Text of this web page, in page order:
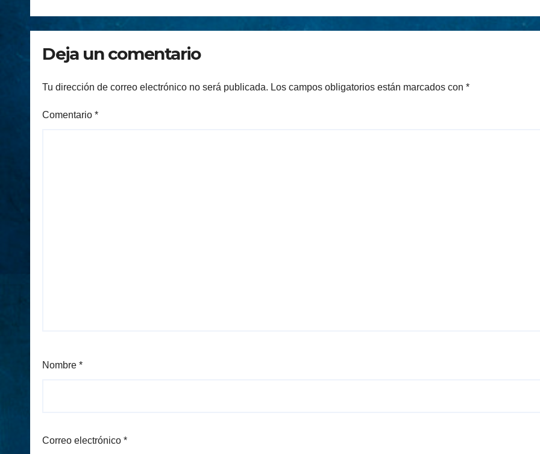
Deja un comentario
Tu dirección de correo electrónico no será publicada. Los campos obligatorios están marcados con *
Comentario *
Nombre *
Correo electrónico *